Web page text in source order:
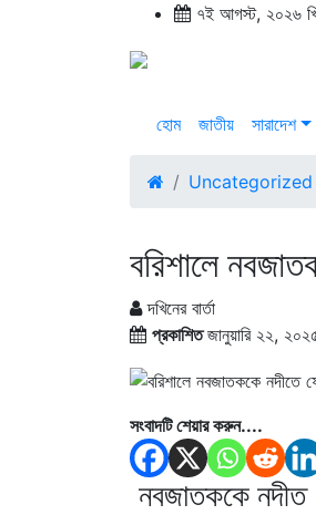
৭ই আগস্ট, ২০২৬
হোম জাতীয় সারাদেশ
Uncategorized
বরিশালে
দখিনের বার্তা
প্রকাশিতজানুয়ারি ২২,
সংবাদটি শেয়ার করুন....
নবজাতককে নদীত